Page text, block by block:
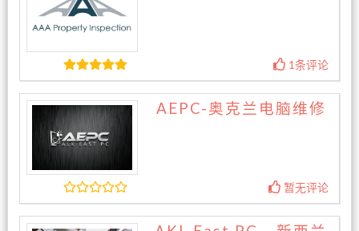
1条评论
AEPC-奥克兰电脑维修
暂无评论